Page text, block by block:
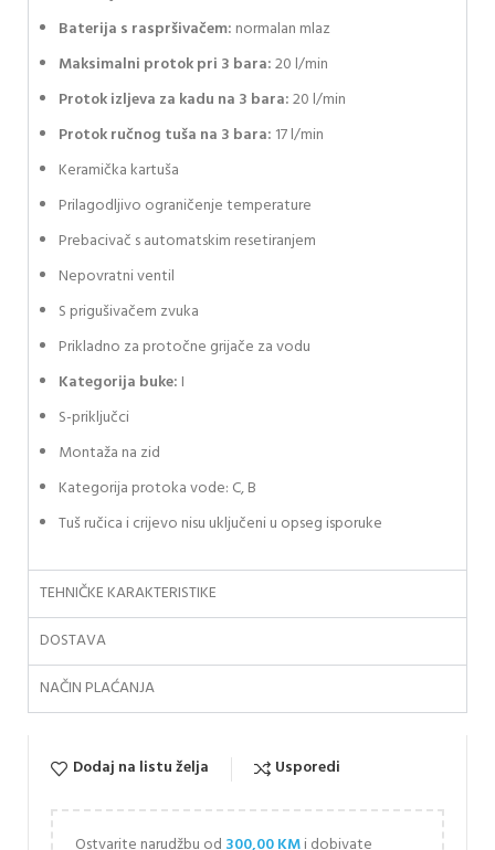
Baterija s raspršivačem: normalan mlaz
Maksimalni protok pri 3 bara:20 l/min
Protok izljeva za kadu na 3 bara:20 l/min
Protok ručnog tuša na 3 bara: 17 l/min
Keramička kartuša
Prilagodljivo ograničenje temperature
Prebacivač s automatskim resetiranjem
Nepovratni ventil
S prigušivačem zvuka
Prikladno za protočne grijače za vodu
Kategorija buke: I
S-priključci
Montaža na zid
Kategorija protoka vode: C, B
Tuš ručica i crijevo nisu uključeni u opseg isporuke
TEHNIČKE KARAKTERISTIKE
DOSTAVA
NAČIN PLAĆANJA
Dodaj na listu želja Usporedi
Ostvarite narudžbu od 300,00KMi dobivate